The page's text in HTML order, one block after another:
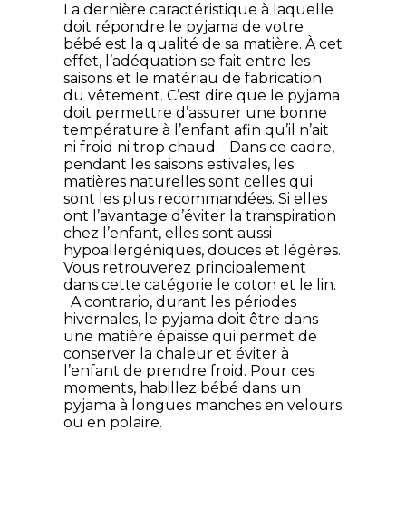
La dernière caractéristique à laquelle
doit répondre le pyjama de votre
bébé est la qualité de sa matière. À cet
effet, l’adéquation se fait entre les
saisons et le matériau de fabrication
du vêtement. C’est dire que le pyjama
doit permettre d’assurer une bonne
température à l’enfant afin qu’il n’ait
ni froid ni trop chaud. Dans ce cadre,
pendant les saisons estivales, les
matières naturelles sont celles qui
sont les plus recommandées. Si elles
ont l’avantage d’éviter la transpiration
chez l’enfant, elles sont aussi
hypoallergéniques, douces et légères.
Vous retrouverez principalement
dans cette catégorie le coton et le lin.
A contrario, durant les périodes
hivernales, le pyjama doit être dans
une matière épaisse qui permet de
conserver la chaleur et éviter à
l’enfant de prendre froid. Pour ces
moments, habillez bébé dans un
pyjama à longues manches en velours
ou en polaire.